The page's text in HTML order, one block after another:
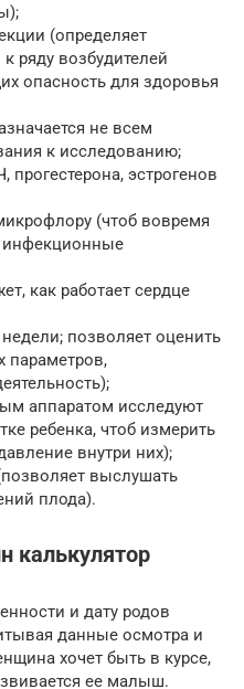
(определяет
ряду возбудителей
опасность для здоровья
не всем
к исследованию;
эстрогенов
(чтоб вовремя
инфекционные
как работает сердце
позволяет оценить
параметров,
аппаратом исследуют
ребенка, чтоб измерить
внутри них);
выслушать
плода).
калькулятор
и дату родов
данные осмотра и
хочет быть в курсе,
ее малыш.